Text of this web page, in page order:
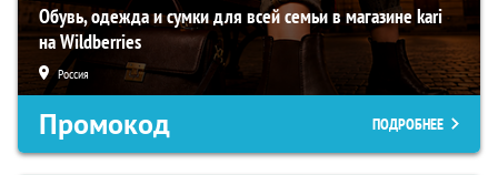
Обувь, одежда и сумки для всей семьи в магазине kari
на Wildberries
Россия
Промокод ПОДРОБНЕЕ